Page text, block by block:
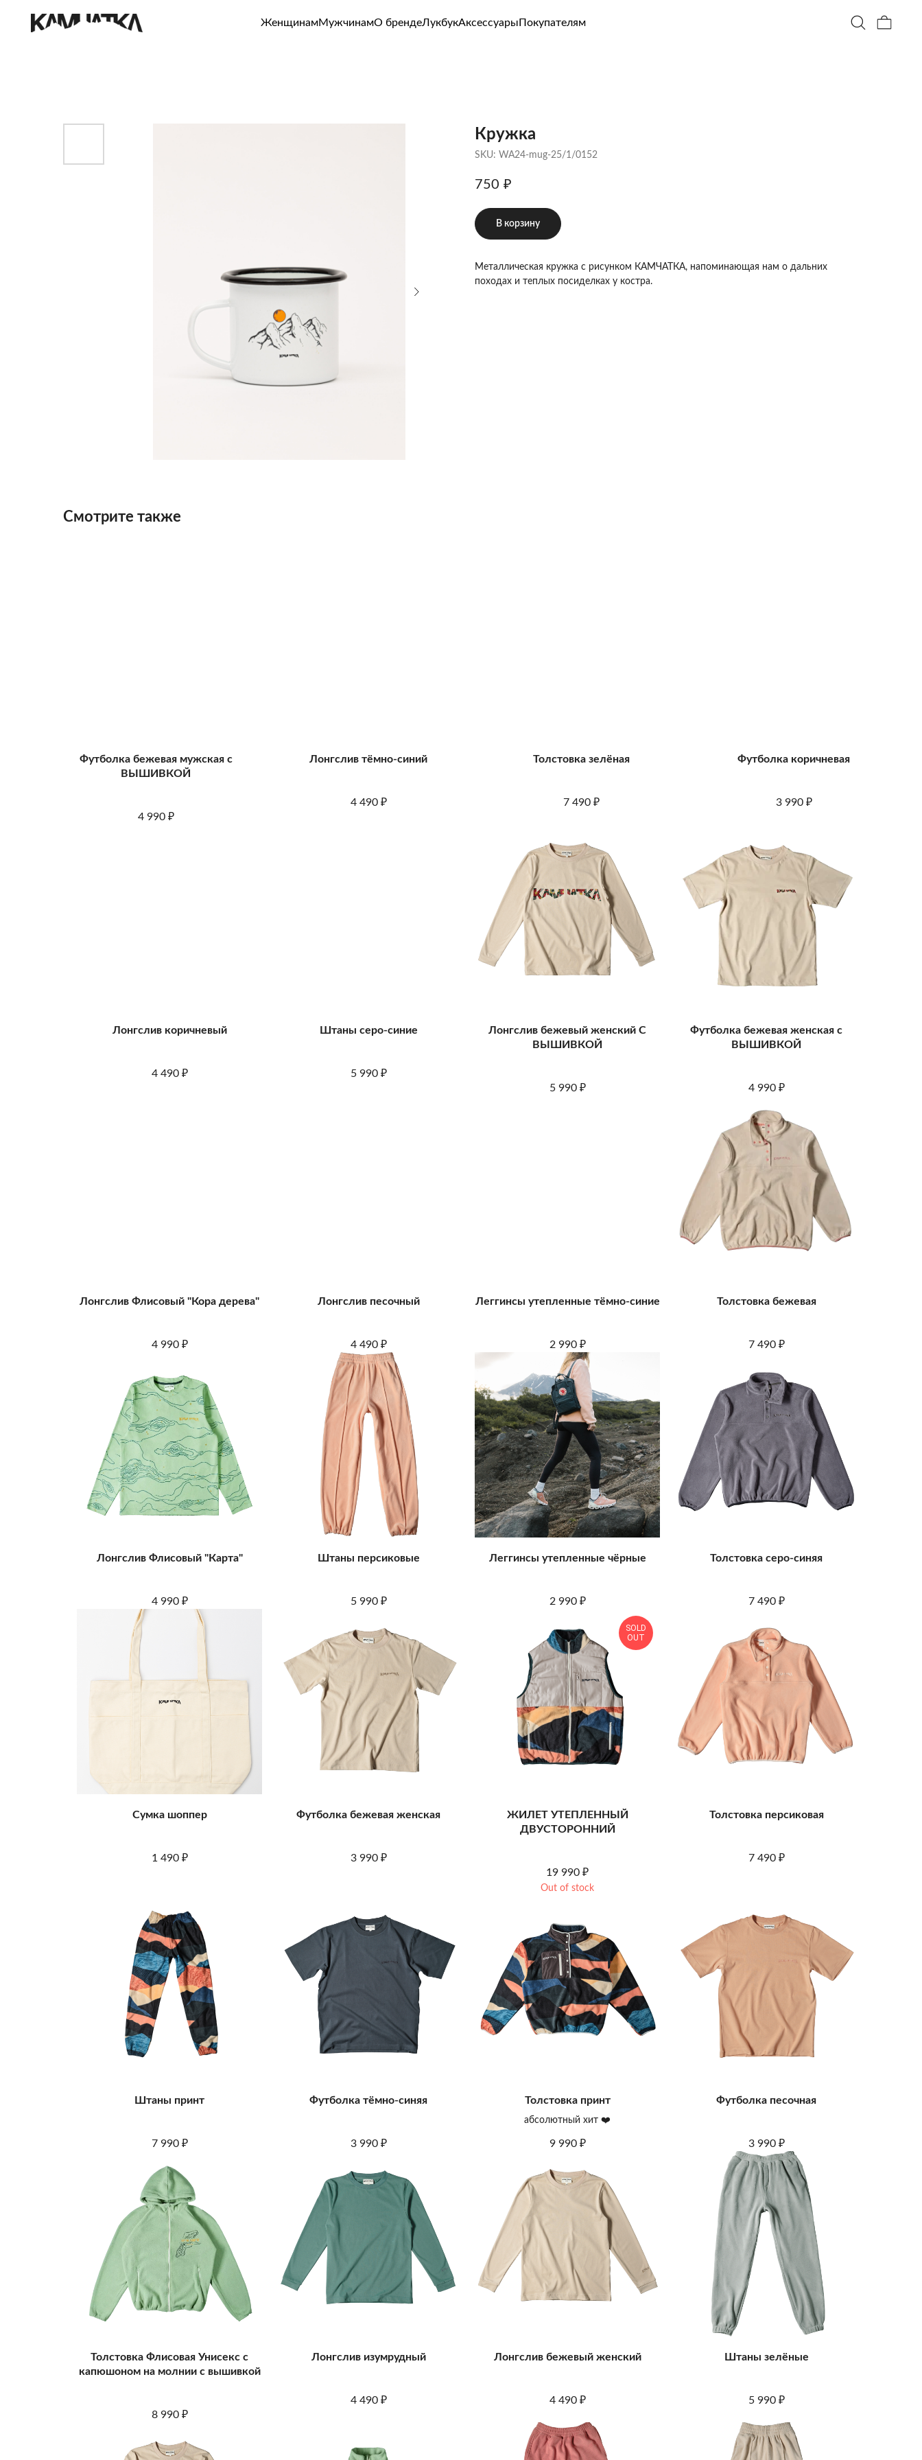
ЖенщинамМужчинамО брендеЛукбук АксессуарыПокупателям
Кружка
SKU: WA24-mug-25/1/0152
750 ₽
В корзину
Металлическая кружка с рисунком КАМЧАТКА, напоминающая нам о дальних
походах и теплых посиделках у костра.
Смотрите также
Футболка бежевая мужская с
ВЫШИВКОЙ
4 990 ₽
Лонгслив тёмно-синий
4 490 ₽
Толстовка зелёная
7 490 ₽
Футболка коричневая
3 990 ₽
Лонгслив коричневый
4 490 ₽
Штаны серо-синие
5 990 ₽
Лонгслив бежевый женский С
ВЫШИВКОЙ
5 990 ₽
Футболка бежевая женская с
ВЫШИВКОЙ
4 990 ₽
Лонгслив Флисовый "Кора дерева"
4 990 ₽
Лонгслив песочный
4 490 ₽
Леггинсы утепленные тёмно-синие
2 990 ₽
Толстовка бежевая
7 490 ₽
Лонгслив Флисовый "Карта"
4 990 ₽
Штаны персиковые
5 990 ₽
Леггинсы утепленные чёрные
2 990 ₽
Толстовка серо-синяя
7 490 ₽
Сумка шоппер
1 490 ₽
Футболка бежевая женская
3 990 ₽
SOLD
OUT
ЖИЛЕТ УТЕПЛЕННЫЙ
ДВУСТОРОННИЙ
19 990 ₽
Out of stock
Толстовка персиковая
7 490 ₽
Штаны принт
7 990 ₽
Футболка тёмно-синяя
3 990 ₽
Толстовка принт
абсолютный хит ❤️
9 990 ₽
Футболка песочная
3 990 ₽
Толстовка Флисовая Унисекс с
капюшоном на молнии с вышивкой
8 990 ₽
Лонгслив изумрудный
4 490 ₽
Лонгслив бежевый женский
4 490 ₽
Штаны зелёные
5 990 ₽